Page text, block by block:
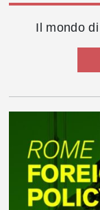
Il mondo